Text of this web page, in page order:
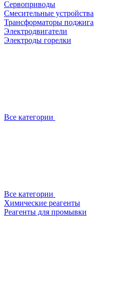
Сервоприводы
Смесительные устройства
Трансформаторы поджига
Электродвигатели
Электроды горелки
Все категории
Все категории
Химические реагенты
Реагенты для промывки